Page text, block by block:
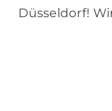
Kontakt
Düsseldorf!